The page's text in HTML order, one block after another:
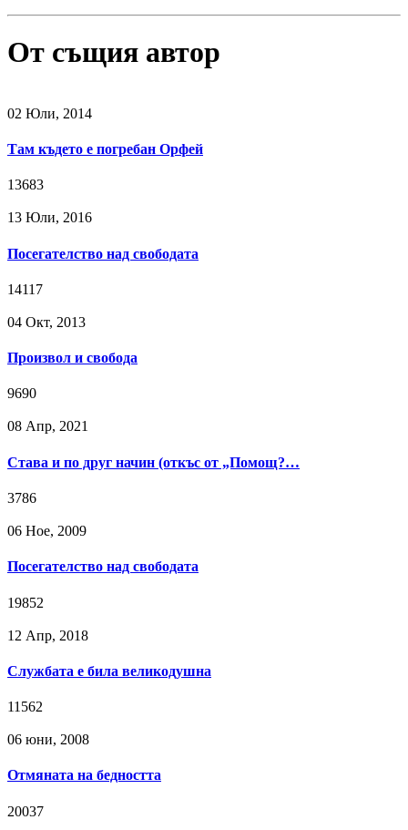
От същия автор
02 Юли, 2014
Там където е погребан Орфей
13683
13 Юли, 2016
Посегателство над свободата
14117
04 Окт, 2013
Произвол и свобода
9690
08 Апр, 2021
Става и по друг начин (откъс от „Помощ?…
3786
06 Ное, 2009
Посегателство над свободата
19852
12 Апр, 2018
Службата е била великодушна
11562
06 юни, 2008
Отмяната на бедността
20037